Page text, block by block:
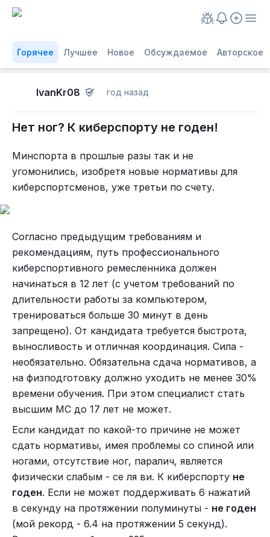
Горячее Лучшее Новое Обсуждаемое Авторское
IvanKr08 год назад
Нет ног? К киберспорту не годен!
Минспорта в прошлые разы так и не
угомонились, изобретя новые нормативы для
киберспортсменов, уже третьи по счету.
Согласно предыдущим требованиям и
рекомендациям, путь профессионального
киберспортивного ремесленника должен
начинаться в 12 лет (с учетом требований по
длительности работы за компьютером,
тренироваться больше 30 минут в день
запрещено). От кандидата требуется быстрота,
выносливость и отличная координация. Сила -
необязательно. Обязательна сдача нормативов, а
на физподготовку должно уходить не менее 30%
времени обучения. При этом специалист стать
высшим МС до 17 лет не может.
Если кандидат по какой-то причине не может
сдать нормативы, имея проблемы со спиной или
ногами, отсутствие ног, паралич, является
физически слабым - се ля ви. К киберспорту не
годен. Если не может поддерживать 6 нажатий
в секунду на протяжении полуминуты - не годен
(мой рекорд - 6.4 на протяжении 5 секунд).